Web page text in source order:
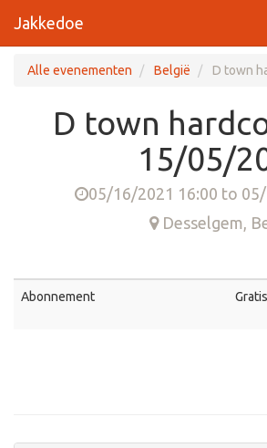
Jakkedoe
Alle evenementen België D town
D town
15/05/
05/16/2021 16:00 to
Desselgem,
Abonnement Gratis